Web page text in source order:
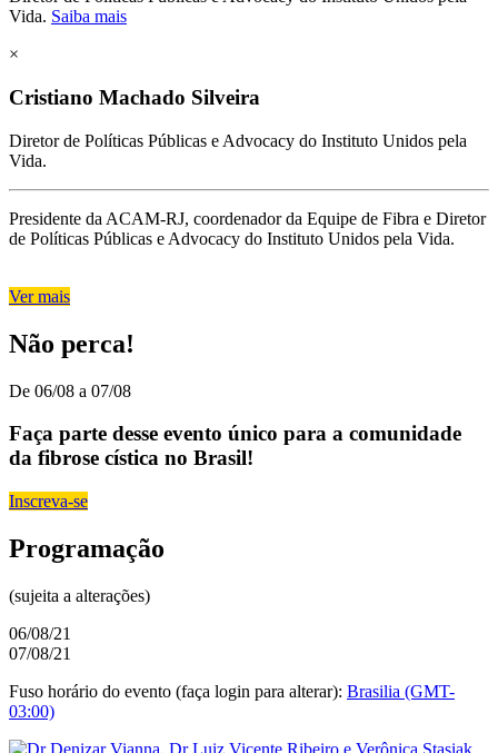
Vida. Saiba mais
×
Cristiano Machado Silveira
Diretor de Políticas Públicas e Advocacy do Instituto Unidos pela
Vida.
Presidente da ACAM-RJ, coordenador da Equipe de Fibra e Diretor
de Políticas Públicas e Advocacy do Instituto Unidos pela Vida.
Ver mais
Não perca!
De 06/08 a 07/08
Faça parte desse evento único para a comunidade
da fibrose cística no Brasil!
Inscreva-se
Programação
(sujeita a alterações)
06/08/21
07/08/21
Fuso horário do evento (faça login para alterar): Brasilia (GMT-
03:00)